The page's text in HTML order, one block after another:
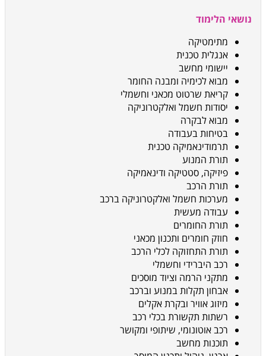
נושאי הלימוד
מתימטיקה
אנגלית טכנית
יישומי מחשב
מבוא לכימיה ומבנה החומר
קריאת שרטוט מכאני וחשמלי
יסודות חשמל ואלקטרוניקה
מבוא לבקרה
בטיחות בעבודה
תרמודינאמיקה טכנית
תורת המנוע
פיזיקה, סטטיקה ודינאמיקה
תורת הרכב
מערכות חשמל ואלקטרוניקה ברכב
עבודה מעשית
תורת החומרים
חוזק חומרים ותכנון מכאני
תורת התחזוקה לכלי הרכב
רכב היברידי וחשמלי
מתקני הרמה וציוד מוסכים
אבחון תקלות במנוע וברכב
מיזוג אוויר ובקרת אקלים
רשתות תקשורת בכלי רכב
רכב אוטונומי, שיתופי ומקושר
תוכנות מחשב